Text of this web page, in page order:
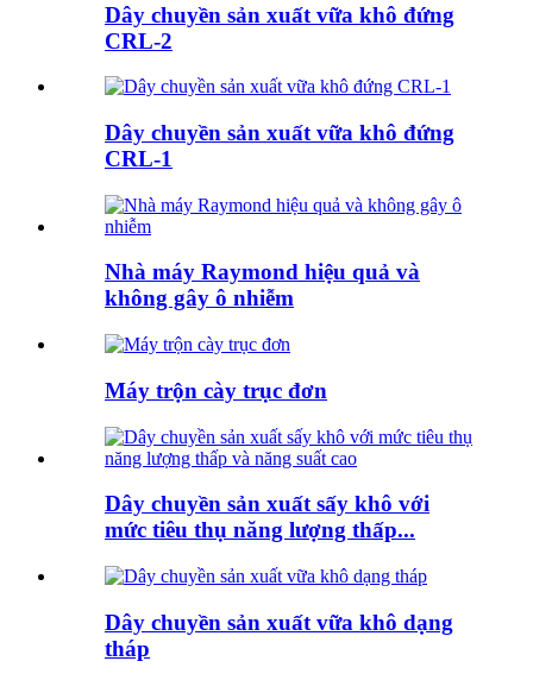
Dây chuyền sản xuất vữa khô đứng
CRL-2
Dây chuyền sản xuất vữa khô đứng
CRL-1
Nhà máy Raymond hiệu quả và
không gây ô nhiễm
Máy trộn cày trục đơn
Dây chuyền sản xuất sấy khô với
mức tiêu thụ năng lượng thấp...
Dây chuyền sản xuất vữa khô dạng
tháp